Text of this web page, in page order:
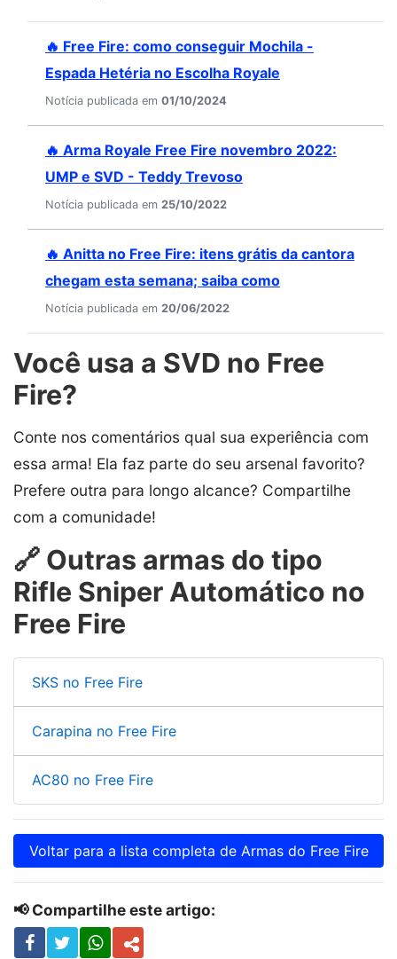
🔥 Free Fire: como conseguir Mochila -
Espada Hetéria no Escolha Royale
Notícia publicada em 01/10/2024
🔥 Arma Royale Free Fire novembro 2022:
UMP e SVD - Teddy Trevoso
Notícia publicada em 25/10/2022
🔥 Anitta no Free Fire: itens grátis da cantora
chegam esta semana; saiba como
Notícia publicada em 20/06/2022
Você usa a SVD no Free
Fire?
Conte nos comentários qual sua experiência com
essa arma! Ela faz parte do seu arsenal favorito?
Prefere outra para longo alcance? Compartilhe
com a comunidade!
🔗 Outras armas do tipo
Rifle Sniper Automático no
Free Fire
SKS no Free Fire
Carapina no Free Fire
AC80 no Free Fire
Voltar para a lista completa de Armas do Free Fire
📢 Compartilhe este artigo: